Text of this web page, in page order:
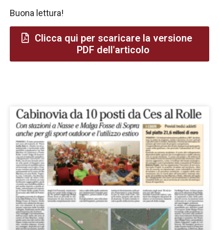
Buona lettura!
Clicca qui per scaricare la versione
PDF dell'articolo